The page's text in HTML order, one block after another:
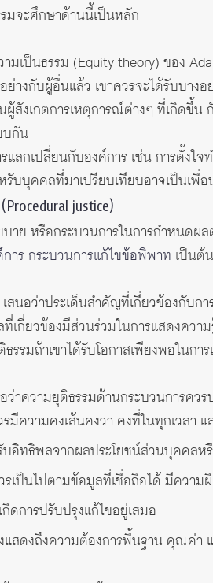
มจะศึกษาด้านนี้เป็นหลัก
เป็นธรรม (Equity theory) ของ
างกับผู้อื่นแล้ว เขาควรจะได้รับบาง
สังเกตการเหตุการณ์ต่างๆ ที่เกิดขึ้น
บกัน
ลกเปลี่ยนกับองค์การ เช่น การตั้งใ
บบุคคลที่มาเปรียบเทียบอาจเป็นเพื่
justice)
าย หรือกระบวนการในการกำหนด
าร กระบวนการแก้ไขข้อพิพาท เป็นต้น
สนอว่าประเด็นสำคัญที่เกี่ยวข้องกับก
เกี่ยวข้องมีส่วนร่วมในการแสดงคว
รมถ้าเขาได้รับโอกาสเพียงพอในกา
าความยุติธรรมด้านกระบวนการคว
รมีความคงเส้นคงวา คงที่ในทุกเวล
บอิทธิพลจากผลประโยชน์ส่วนบุคคล
รเป็นไปตามข้อมูลที่เชื่อถือได้ มีควา
กิดการปรับปรุงแก้ไขอยู่เสมอ
แสดงถึงความต้องการพื้นฐาน คุณค่